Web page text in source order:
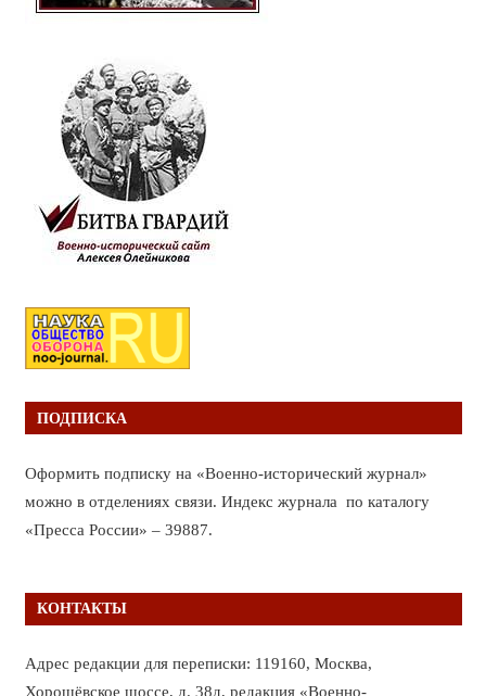
ПОДПИСКА
Оформить подписку на «Военно-исторический журнал»
можно в отделениях связи. Индекс журнала по каталогу
«Пресса России» – 39887.
КОНТАКТЫ
Адрес редакции для переписки: 119160, Москва,
Хорошёвское шоссе, д. 38д, редакция «Военно-